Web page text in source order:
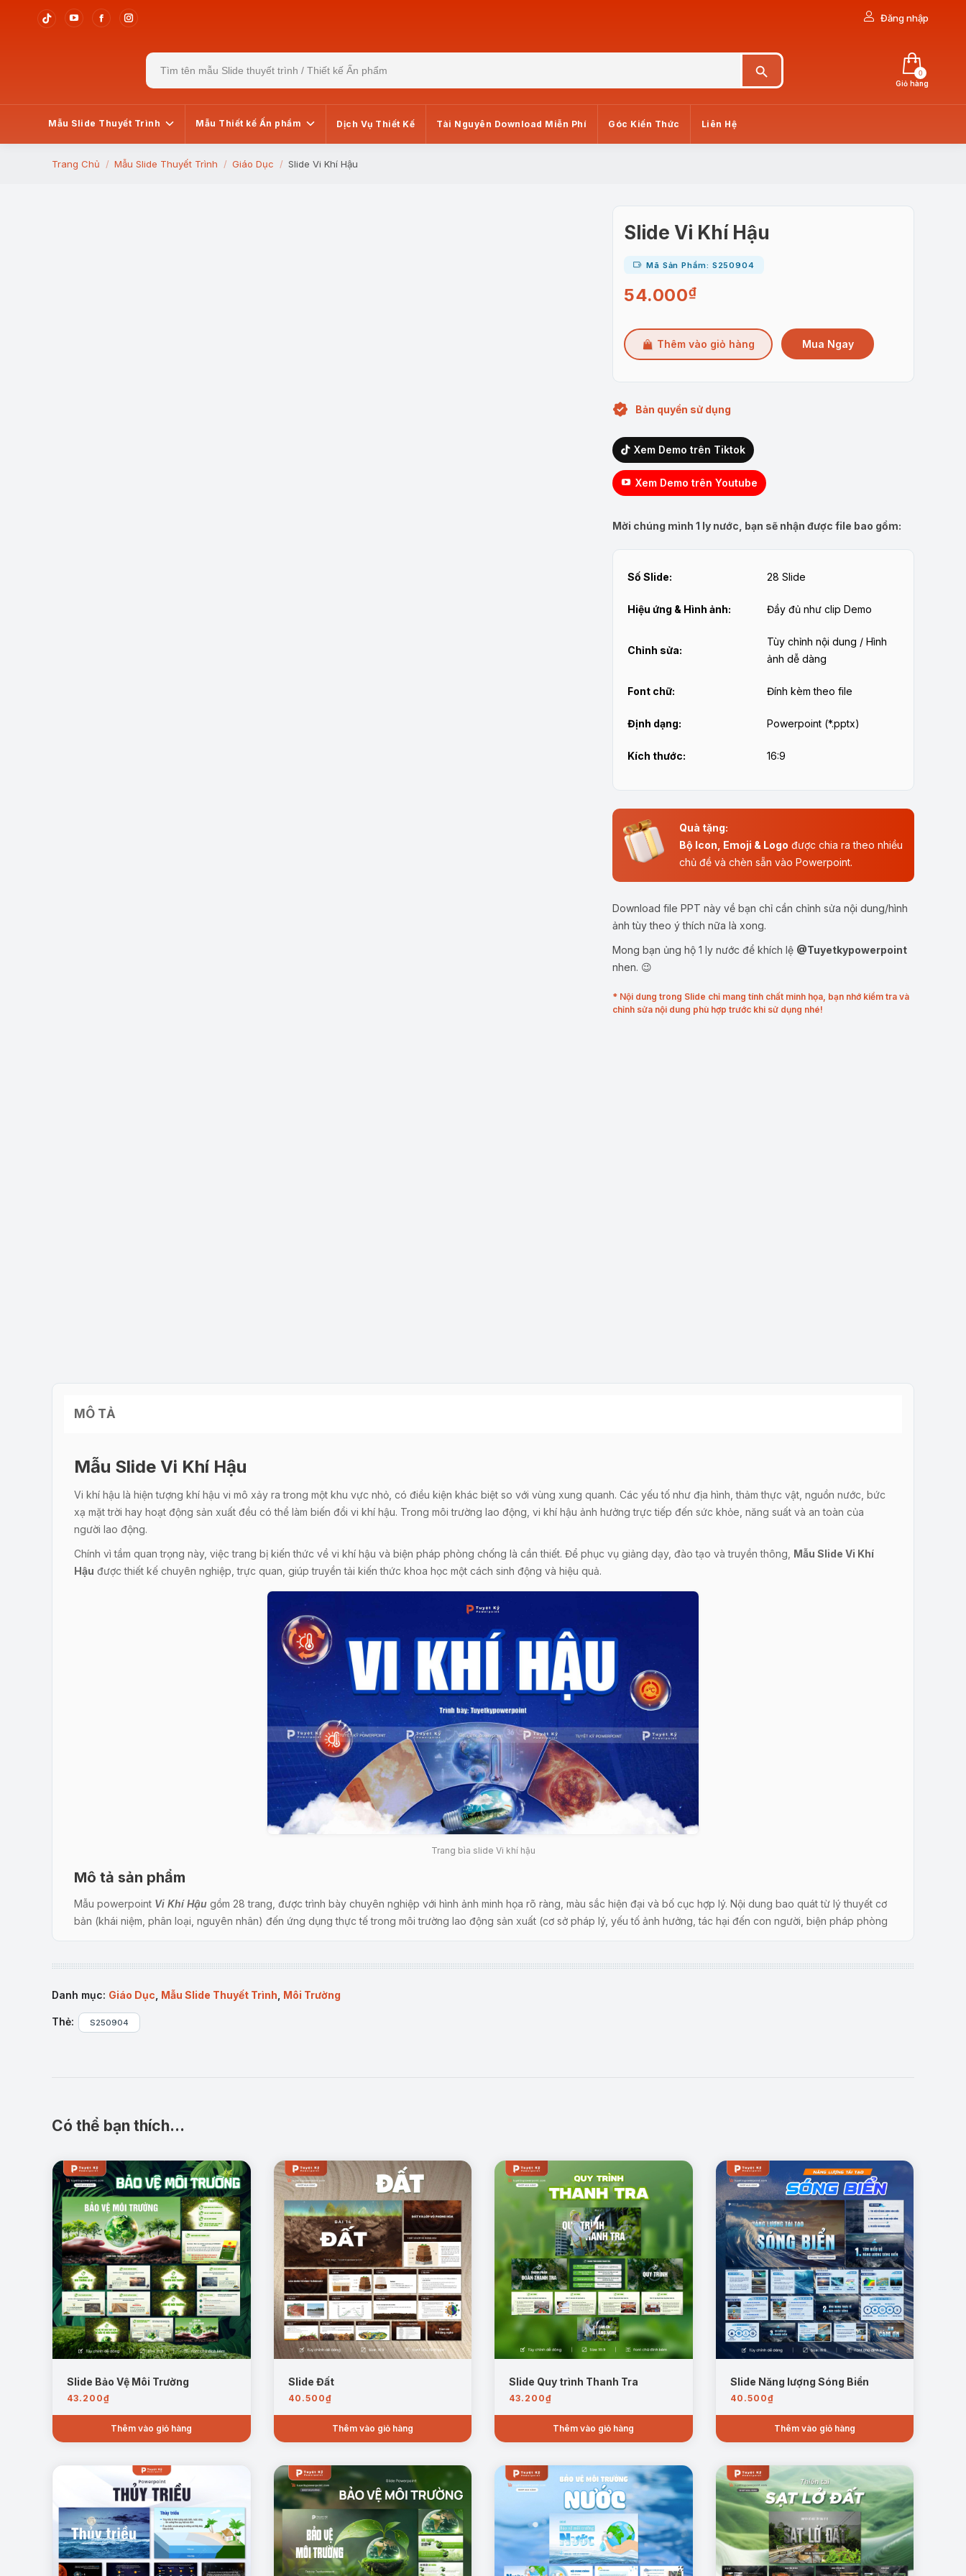
Tiktok
window
YouTube
window
Facebook
window
Instagram
opens
window
Đăng nhập
Search
for:
Giỏ hàng
0
Mẫu Slide Thuyết Trình Mẫu Thiết kế Ấn phẩm Dịch Vụ Thiết Kế Tài Nguyên Download Miễn Phí Góc Kiến Thức Liên Hệ
You are here:
Trang Chủ Mẫu Slide Thuyết Trình Giáo Dục Slide Vi Khí Hậu
Slide Vi Khí Hậu
Mã Sản Phẩm: S250904
54.000₫
Thêm vào giỏ hàng Mua Ngay
Bản quyền sử dụng
Xem Demo trên Tiktok
Xem Demo trên Youtube
Mời chúng mình 1 ly nước, bạn sẽ nhận được file bao gồm:
Số Slide: 28 Slide
Hiệu ứng & Hình ảnh: Đầy đủ như clip Demo
Chỉnh sửa:
Tùy chỉnh nội dung / Hình
ảnh dễ dàng
Font chữ: Đính kèm theo file
Định dạng: Powerpoint (*.pptx)
Kích thước: 16:9
Quà tặng:
Bộ Icon, Emoji & Logo được chia ra theo nhiều
chủ đề và chèn sẵn vào Powerpoint.
Download file PPT này về bạn chỉ cần chỉnh sửa nội dung/hình
ảnh tùy theo ý thích nữa là xong.
Mong bạn ủng hộ 1 ly nước để khích lệ @Tuyetkypowerpoint
nhen. 😉
* Nội dung trong Slide chỉ mang tính chất minh họa, bạn nhớ kiểm tra và
chỉnh sửa nội dung phù hợp trước khi sử dụng nhé!
MÔ TẢ
Mẫu Slide Vi Khí Hậu
Vi khí hậu là hiện tượng khí hậu vi mô xảy ra trong một khu vực nhỏ, có điều kiện khác biệt so với vùng xung quanh. Các yếu tố như địa hình, thảm thực vật, nguồn nước, bức
xạ mặt trời hay hoạt động sản xuất đều có thể làm biến đổi vi khí hậu. Trong môi trường lao động, vi khí hậu ảnh hưởng trực tiếp đến sức khỏe, năng suất và an toàn của
người lao động.
Chính vì tầm quan trọng này, việc trang bị kiến thức về vi khí hậu và biện pháp phòng chống là cần thiết. Để phục vụ giảng dạy, đào tạo và truyền thông, Mẫu Slide Vi Khí
Hậu được thiết kế chuyên nghiệp, trực quan, giúp truyền tải kiến thức khoa học một cách sinh động và hiệu quả.
Trang bìa slide Vi khí hậu
Mô tả sản phẩm
Mẫu powerpoint Vi Khí Hậu gồm 28 trang, được trình bày chuyên nghiệp với hình ảnh minh họa rõ ràng, màu sắc hiện đại và bố cục hợp lý. Nội dung bao quát từ lý thuyết cơ
bản (khái niệm, phân loại, nguyên nhân) đến ứng dụng thực tế trong môi trường lao động sản xuất (cơ sở pháp lý, yếu tố ảnh hưởng, tác hại đến con người, biện pháp phòng
chống).
Với phong cách thiết kế trực quan, hiện đại, slide giúp người học và người nghe dễ dàng nắm bắt kiến thức, đồng thời tạo ấn tượng mạnh mẽ nhờ cách kết hợp giữa hình ảnh
Nội dung chi tiết:
Phần 1: Tổng quan về Vi Khí Hậu
Trang mẫu Tổng quan về vi khí hậu
3.Hiện trạng:
Vi khí hậu tồn tại ở nhiều môi trường tự nhiên và nhân tạo, ngày càng được quan tâm trong sản xuất và đời sống.
4.Nguyên nhân:Xuất phát từ yếu tố tự nhiên như bức xạ mặt trời, gió, nước, và tác động từ hoạt động sản xuất, xây dựng.
Gây biến đổi nhiệt độ, độ ẩm, ảnh hưởng sức khỏe, làm giảm năng suất lao động và chất lượng môi trường sống.
Danh mục: Giáo Dục Mẫu Slide Thuyết Trình Môi Trường
Thẻ: S250904
Có thể bạn thích…
Slide Bảo Vệ Môi Trường
43.200₫
Thêm vào giỏ hàng
Slide Đất
40.500₫
Thêm vào giỏ hàng
Slide Quy trình Thanh Tra
43.200₫
Thêm vào giỏ hàng
Slide Năng lượng Sóng Biển
40.500₫
Thêm vào giỏ hàng